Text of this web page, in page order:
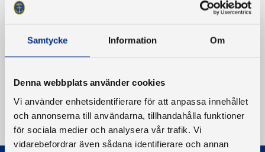
Samtycke Information Om
Denna webbplats använder cookies
Vi använder enhetsidentifierare för att anpassa innehållet
och annonserna till användarna, tillhandahålla funktioner
för sociala medier och analysera vår trafik. Vi
vidarebefordrar även sådana identifierare och annan